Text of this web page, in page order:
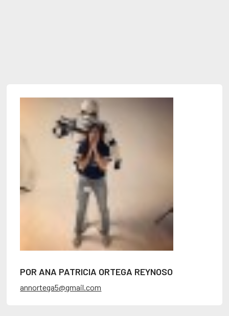
POR ANA PATRICIA ORTEGA REYNOSO
annortega5@gmail.com